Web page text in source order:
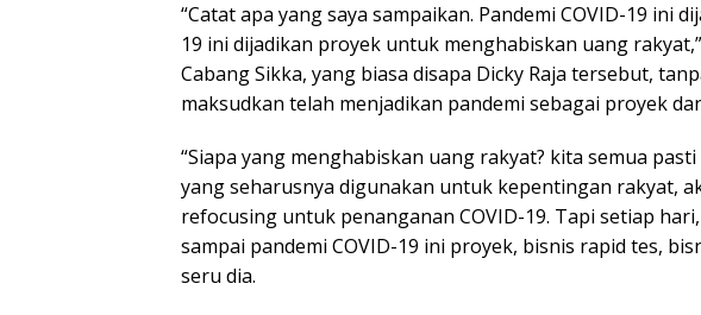
“Catat apa yang saya sampaikan. Pandemi COVID-19 ini
19 ini dijadikan proyek untuk menghabiskan uang
Cabang Sikka, yang biasa disapa Dicky Raja tersebut,
maksudkan telah menjadikan pandemi sebagai proyek
“Siapa yang menghabiskan uang rakyat? kita semua
yang seharusnya digunakan untuk kepentingan rakyat,
refocusing untuk penanganan COVID-19. Tapi setiap
sampai pandemi COVID-19 ini proyek, bisnis rapid tes,
seru dia.